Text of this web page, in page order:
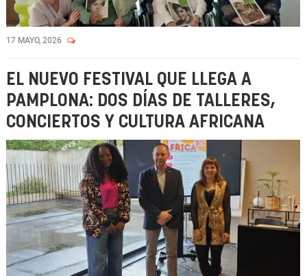
17 MAYO, 2026
EL NUEVO FESTIVAL QUE LLEGA A
PAMPLONA: DOS DÍAS DE TALLERES,
CONCIERTOS Y CULTURA AFRICANA